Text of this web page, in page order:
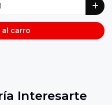
al carro
Interesarte